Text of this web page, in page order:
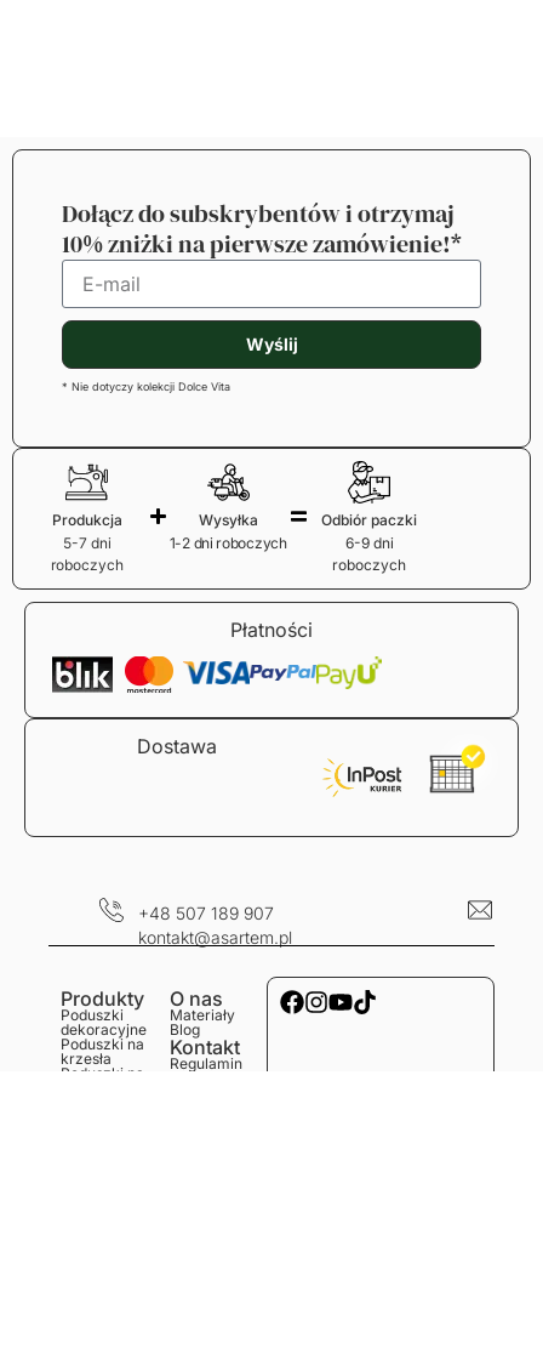
Dołącz do subskrybentów i otrzymaj
10% zniżki na pierwsze zamówienie!*
Wyślij
* Nie dotyczy kolekcji Dolce Vita
Produkcja
5-7 dni
roboczych
Wysyłka
1-2 dni roboczych
Odbiór paczki
6-9 dni
roboczych
Płatności
Dostawa
+48 507 189 907
kontakt@asartem.pl
Produkty
Poduszki
dekoracyjne
Poduszki na
krzesła
Poduszki na
O nas
Materiały
Blog
Kontakt
Regulamin